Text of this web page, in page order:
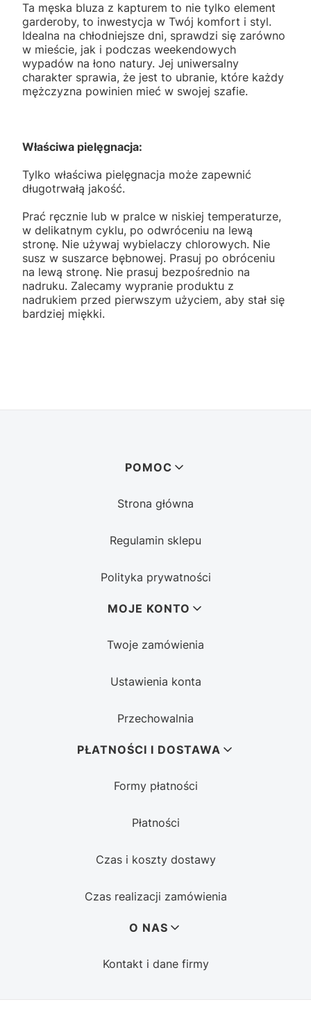
Ta męska bluza z kapturem to nie tylko element
garderoby, to inwestycja w Twój komfort i styl.
Idealna na chłodniejsze dni, sprawdzi się zarówno
w mieście, jak i podczas weekendowych
wypadów na łono natury. Jej uniwersalny
charakter sprawia, że jest to ubranie, które każdy
mężczyzna powinien mieć w swojej szafie.
Właściwa pielęgnacja:
Tylko właściwa pielęgnacja może zapewnić
długotrwałą jakość.
Prać ręcznie lub w pralce w niskiej temperaturze,
w delikatnym cyklu, po odwróceniu na lewą
stronę. Nie używaj wybielaczy chlorowych. Nie
susz w suszarce bębnowej. Prasuj po obróceniu
na lewą stronę. Nie prasuj bezpośrednio na
nadruku. Zalecamy wypranie produktu z
nadrukiem przed pierwszym użyciem, aby stał się
bardziej miękki.
POMOC
Strona główna
Regulamin sklepu
Polityka prywatności
MOJE KONTO
Twoje zamówienia
Ustawienia konta
Przechowalnia
PŁATNOŚCI I DOSTAWA
Formy płatności
Płatności
Czas i koszty dostawy
Czas realizacji zamówienia
O NAS
Kontakt i dane firmy